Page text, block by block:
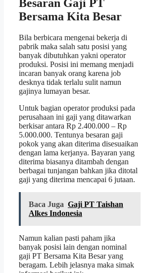
Besaran Gaji PT
Bersama Kita Besar
Bila berbicara mengenai bekerja di
pabrik maka salah satu posisi yang
banyak dibutuhkan yakni operator
produksi. Posisi ini memang menjadi
incaran banyak orang karena job
desknya tidak terlalu sulit namun
gajinya lumayan besar.
Untuk bagian operator produksi pada
perusahaan ini gaji yang ditawarkan
berkisar antara Rp 2.400.000 – Rp
5.000.000. Tentunya besaran gaji
pokok yang akan diterima disesuaikan
dengan lama kerjanya. Bayaran yang
diterima biasanya ditambah dengan
berbagai tunjangan bahkan jika ditotal
gaji yang diterima mencapai 6 jutaan.
Baca Juga Gaji PT Taishan
Alkes Indonesia
Namun kalian pasti paham jika
banyak posisi lain dengan nominal
gaji PT Bersama Kita Besar yang
beragam. Lebih jelasnya maka simak